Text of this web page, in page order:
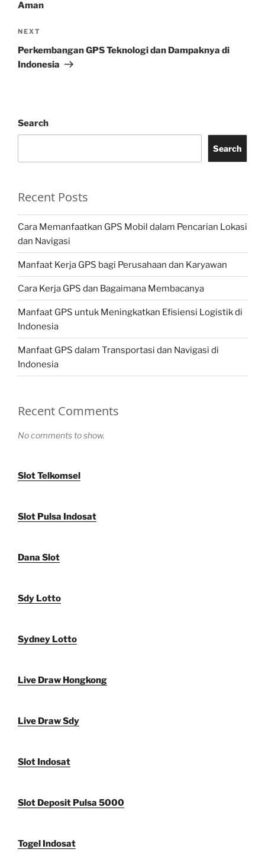
Aman
Next
Post
NEXT
Perkembangan GPS Teknologi dan Dampaknya di
Indonesia
Search
Search
Recent Posts
Cara Memanfaatkan GPS Mobil dalam Pencarian Lokasi
dan Navigasi
Manfaat Kerja GPS bagi Perusahaan dan Karyawan
Cara Kerja GPS dan Bagaimana Membacanya
Manfaat GPS untuk Meningkatkan Efisiensi Logistik di
Indonesia
Manfaat GPS dalam Transportasi dan Navigasi di
Indonesia
Recent Comments
No comments to show.
Slot Telkomsel
Slot Pulsa Indosat
Dana Slot
Sdy Lotto
Sydney Lotto
Live Draw Hongkong
Live Draw Sdy
Slot Indosat
Slot Deposit Pulsa 5000
Togel Indosat